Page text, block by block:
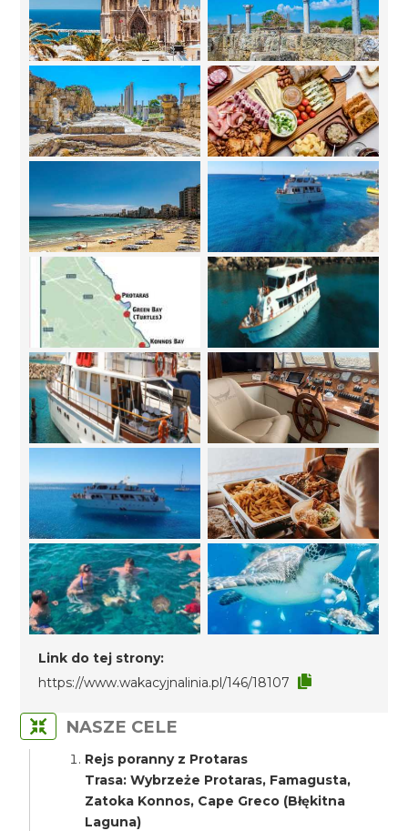
Link do tej strony:
https://www.wakacyjnalinia.pl/146/18107
NASZE CELE
Rejs poranny z Protaras
Trasa: Wybrzeże Protaras, Famagusta,
Zatoka Konnos, Cape Greco (Błękitna
Laguna)